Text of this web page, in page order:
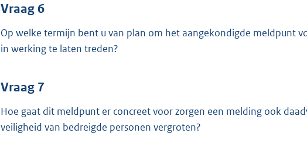
Vraag 6
Op welke termijn bent u van plan om het aangekondigde meldpunt
in werking te laten treden?
Vraag 7
Hoe gaat dit meldpunt er concreet voor zorgen een melding ook
veiligheid van bedreigde personen vergroten?